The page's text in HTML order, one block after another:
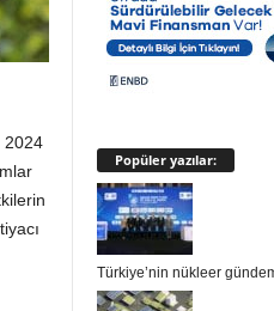
2024
Popüler yazılar:
Türkiye’nin nükleer